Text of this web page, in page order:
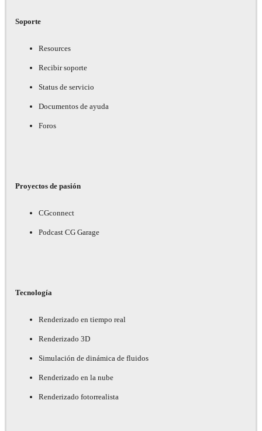
Soporte
Resources
Recibir soporte
Status de servicio
Documentos de ayuda
Foros
Proyectos de pasión
CGconnect
Podcast CG Garage
Tecnología
Renderizado en tiempo real
Renderizado 3D
Simulación de dinámica de fluidos
Renderizado en la nube
Renderizado fotorrealista